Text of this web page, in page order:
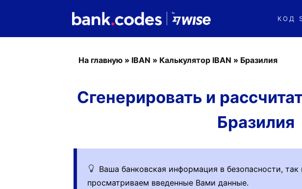
КОД
На главную » IBAN » Калькулятор IBAN » Бразилия
Сгенерировать и
Бразилия
Ваша банковская информация в безопасности,
просматриваем введенные Вами данные.